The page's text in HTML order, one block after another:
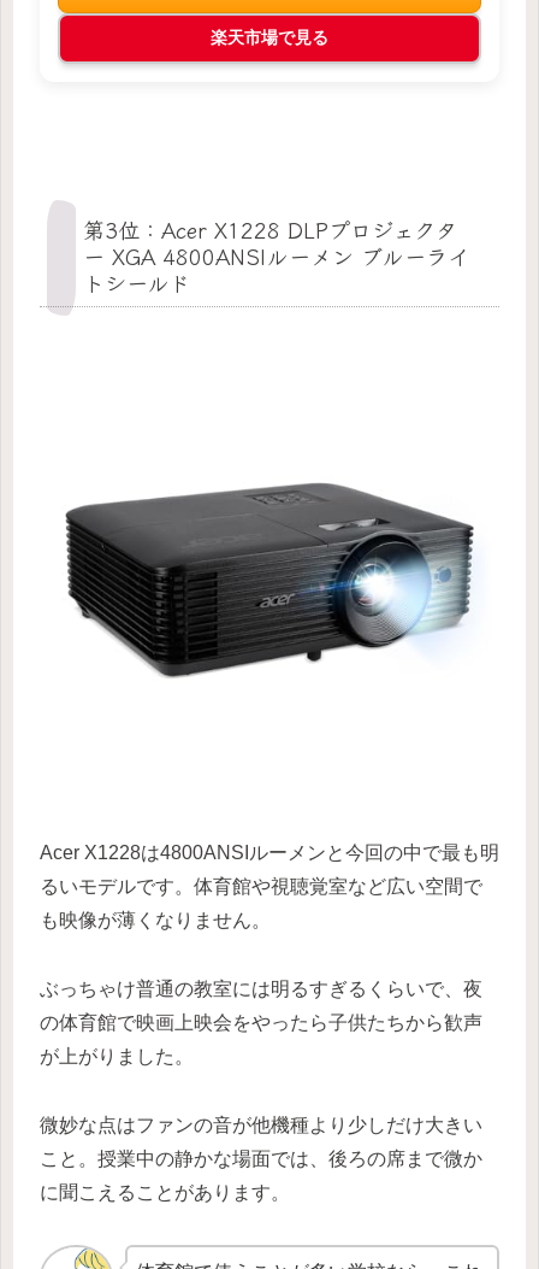
楽天市場で見る
第3位：Acer X1228 DLPプロジェクタ
ー XGA 4800ANSIルーメン ブルーライ
トシールド
Acer X1228は4800ANSIルーメンと今回の中で最も明
るいモデルです。体育館や視聴覚室など広い空間で
も映像が薄くなりません。
ぶっちゃけ普通の教室には明るすぎるくらいで、夜
の体育館で映画上映会をやったら子供たちから歓声
が上がりました。
微妙な点はファンの音が他機種より少しだけ大きい
こと。授業中の静かな場面では、後ろの席まで微か
に聞こえることがあります。